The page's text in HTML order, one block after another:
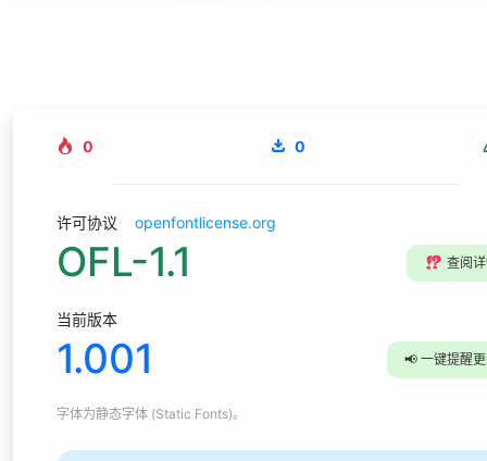
0 0
许可协议 openfontlicense.org
OFL-1.1 ⁉️ 查阅
当前版本
1.001 📢 一键提醒
字体为静态字体 (Static Fonts)。